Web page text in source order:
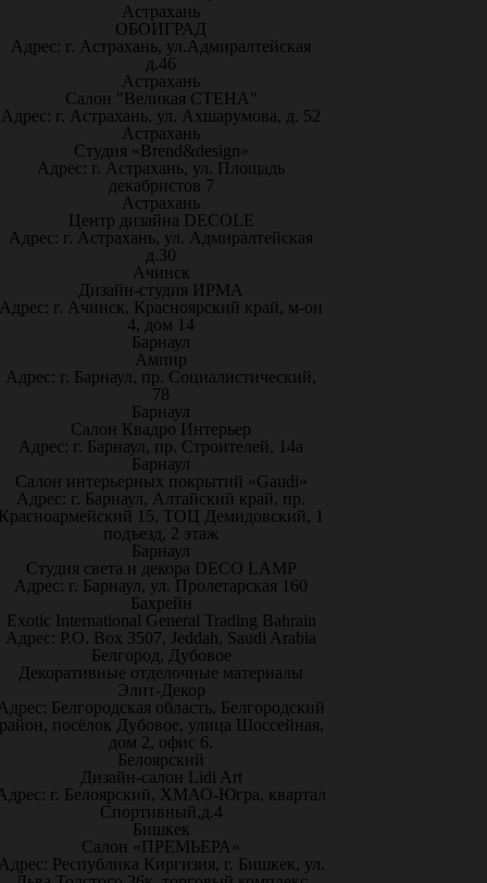
Астрахань
ОБОИГРАД
Адрес: г. Астрахань, ул.Адмиралтейская
д.46
Астрахань
Салон "Великая СТЕНА"
Адрес: г. Астрахань, ул. Ахшарумова, д. 52
Астрахань
Студия «Brend&design»
Адрес: г. Астрахань, ул. Площадь
декабристов 7
Астрахань
Центр дизайна DECOLE
Адрес: г. Астрахань, ул. Адмиралтейская
д.30
Ачинск
Дизайн-студия ИРМА
Адрес: г. Ачинск, Красноярский край, м-он
4, дом 14
Барнаул
Ампир
Адрес: г. Барнаул, пр. Социалистический,
78
Барнаул
Салон Квадро Интерьер
Адрес: г. Барнаул, пр. Строителей, 14а
Барнаул
Салон интерьерных покрытий «Gaudi»
Адрес: г. Барнаул, Алтайский край, пр.
15, ТОЦ Демидовский, 1
подъезд, 2 этаж
Барнаул
Студия света и декора DECO LAMP
Адрес: г. Барнаул, ул. Пролетарская 160
Бахрейн
Exotic International General Trading Bahrain
Адрес: P.O. Box 3507, Jeddah, Saudi Arabia
Белгород, Дубовое
Декоративные отделочные материалы
Элит-Декор
Белгородская область, Белгородский
посёлок Дубовое, улица Шоссейная,
дом 2, офис 6.
Белоярский
Дизайн-салон Lidi Art
г. Белоярский, ХМАО-Югра, квартал
Спортивный,д.4
Бишкек
Салон «ПРЕМЬЕРА»
Республика Киргизия, г. Бишкек, ул.